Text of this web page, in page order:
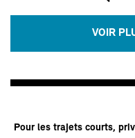
VOIR
Pour les trajets courts,